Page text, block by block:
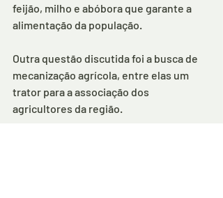
feijão, milho e abóbora que garante a
alimentação da população.
Outra questão discutida foi a busca de
mecanização agrícola, entre elas um
trator para a associação dos
agricultores da região.